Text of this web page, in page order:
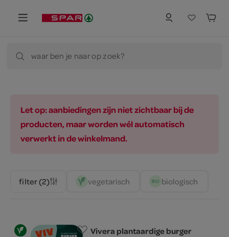
waar ben je naar op zoek?
Let op: aanbiedingen zijn niet zichtbaar bij de
producten, maar worden wél automatisch
verwerkt in de winkelmand.
vegetarisch biologisch
filter (2)
Vivera plantaardige burger